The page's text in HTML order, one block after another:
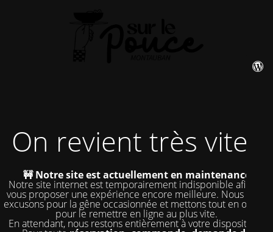
On revient très vite !
🚧 Notre site est actuellement en maintenance
Notre site internet est temporairement indisponible afin de
vous proposer une expérience encore meilleure. Nous nous
excusons pour la gêne occasionnée et mettons tout en œuvre
pour le remettre en ligne au plus vite.
En attendant, nous restons entièrement à votre disposition !